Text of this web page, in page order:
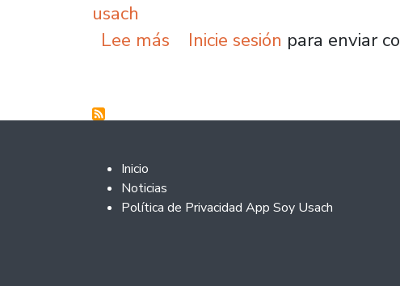
usach
Lee más sobre Red para el
Inicie sesión para enviar
Footer 2
Inicio
Noticias
Política de Privacidad App Soy Usach